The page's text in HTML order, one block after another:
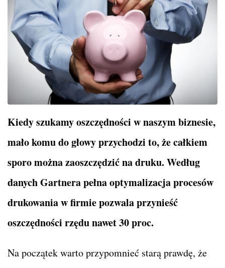
Kiedy szukamy oszczędności w naszym biznesie,
mało komu do głowy przychodzi to, że całkiem
sporo można zaoszczędzić na druku. Według
danych Gartnera pełna optymalizacja procesów
drukowania w firmie pozwala przynieść
oszczędności rzędu nawet 30 proc.
Na początek warto przypomnieć starą prawdę, że